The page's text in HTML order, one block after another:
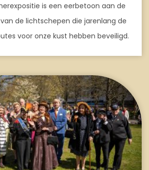
is een eerbetoon aan de
de lichtschepen die jarenlang de
voor onze kust hebben beveiligd.